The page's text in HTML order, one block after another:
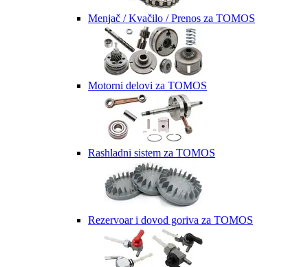
Menjač / Kvačilo / Prenos za TOMOS
Motorni delovi za TOMOS
Rashladni sistem za TOMOS
Rezervoar i dovod goriva za TOMOS